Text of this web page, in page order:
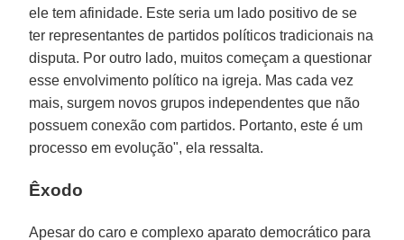
ele tem afinidade. Este seria um lado positivo de se
ter representantes de partidos políticos tradicionais na
disputa. Por outro lado, muitos começam a questionar
esse envolvimento político na igreja. Mas cada vez
mais, surgem novos grupos independentes que não
possuem conexão com partidos. Portanto, este é um
processo em evolução", ela ressalta.
Êxodo
Apesar do caro e complexo aparato democrático para